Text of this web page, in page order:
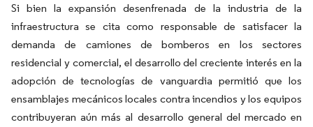
Si bien la expansión desenfrenada de la industria de la
infraestructura se cita como responsable de satisfacer la
demanda de camiones de bomberos en los sectores
residencial y comercial, el desarrollo del creciente interés en la
adopción de tecnologías de vanguardia permitió que los
ensamblajes mecánicos locales contra incendios y los equipos
contribuyeran aún más al desarrollo general del mercado en